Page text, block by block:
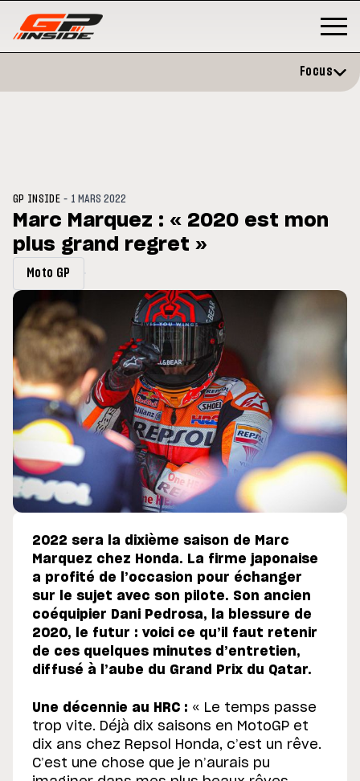
Grande-
MOTO GP
Focus
GP INSIDE - 1 MARS 2022
Marc Marquez : « 2020 est mon
plus grand regret »
Moto GP
2022 sera la dixième saison de Marc
Marquez chez Honda. La firme japonaise
a profité de l’occasion pour échanger
sur le sujet avec son pilote. Son ancien
coéquipier Dani Pedrosa, la blessure de
2020, le futur : voici ce qu’il faut retenir
de ces quelques minutes d’entretien,
diffusé à l’aube du Grand Prix du Qatar.
Une décennie au HRC : « Le temps passe
trop vite. Déjà dix saisons en MotoGP et
dix ans chez Repsol Honda, c’est un rêve.
C’est une chose que je n’aurais pu